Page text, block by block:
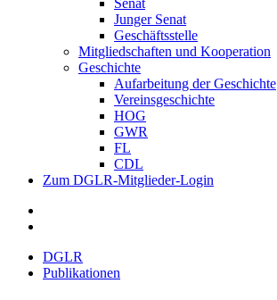
Senat
Junger Senat
Geschäftsstelle
Mitgliedschaften und Kooperation
Geschichte
Aufarbeitung der Geschichte
Vereinsgeschichte
HOG
GWR
FL
CDL
Zum DGLR-Mitglieder-Login
DGLR
Publikationen